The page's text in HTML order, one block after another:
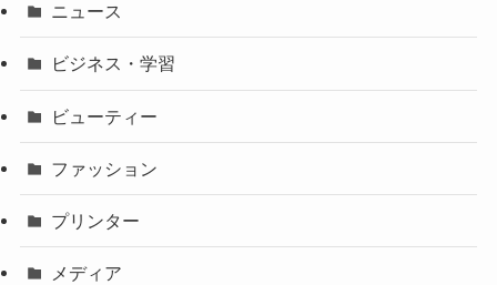
ニュース
ビジネス・学習
ビューティー
ファッション
プリンター
メディア